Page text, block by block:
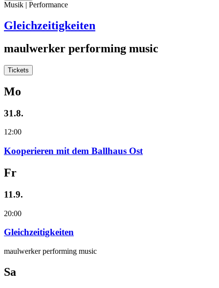
Musik | Performance
Gleichzeitigkeiten
maulwerker performing music
Tickets
Mo
31.8.
12:00
Kooperieren mit dem Ballhaus Ost
Fr
11.9.
20:00
Gleichzeitigkeiten
maulwerker performing music
Sa